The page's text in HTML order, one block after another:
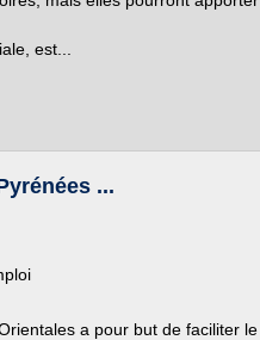
est...
...
a pour but de faciliter le